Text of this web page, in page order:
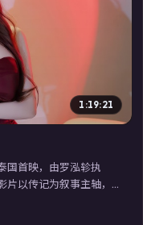
1:19:21
国首映，由罗泓轸执
以传记为叙事主轴，
真实”的一天；摄影与
费观看高清电视剧在